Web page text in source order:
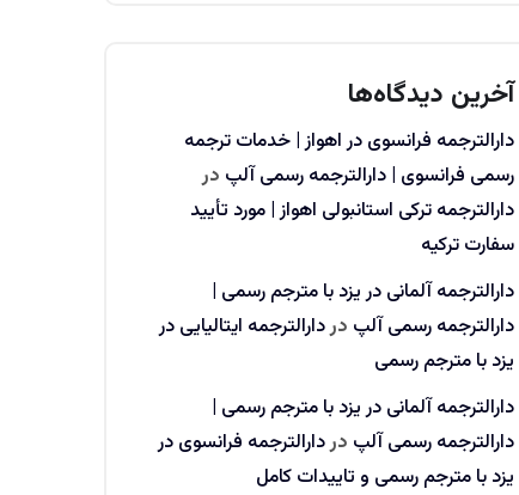
آخرین دیدگاه‌ها
دارالترجمه فرانسوی در اهواز | خدمات ترجمه
رسمی فرانسوی | دارالترجمه رسمی آلپ در
دارالترجمه ترکی استانبولی اهواز | مورد تأیید
سفارت ترکیه
دارالترجمه آلمانی در یزد با مترجم رسمی |
دارالترجمه رسمی آلپ دردارالترجمه ایتالیایی در
یزد با مترجم رسمی
دارالترجمه آلمانی در یزد با مترجم رسمی |
دارالترجمه رسمی آلپ دردارالترجمه فرانسوی در
یزد با مترجم رسمی و تاییدات کامل